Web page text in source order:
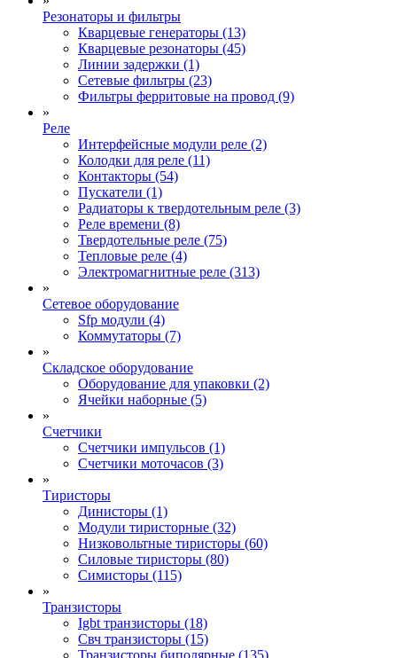
Резонаторы и фильтры
Кварцевые генераторы (13)
Кварцевые резонаторы (45)
Линии задержки (1)
Сетевые фильтры (23)
Фильтры ферритовые на провод (9)
»
Реле
Интерфейсные модули реле (2)
Колодки для реле (11)
Контакторы (54)
Пускатели (1)
Радиаторы к твердотельным реле (3)
Реле времени (8)
Твердотельные реле (75)
Тепловые реле (4)
Электромагнитные реле (313)
»
Сетевое оборудование
Sfp модули (4)
Коммутаторы (7)
»
Складское оборудование
Оборудование для упаковки (2)
Ячейки наборные (5)
»
Счетчики
Счетчики импульсов (1)
Счетчики моточасов (3)
»
Тиристоры
Динисторы (1)
Модули тиристорные (32)
Низковольтные тиристоры (60)
Силовые тиристоры (80)
Симисторы (115)
»
Транзисторы
Igbt транзисторы (18)
Свч транзисторы (15)
Транзисторы биполярные (135)